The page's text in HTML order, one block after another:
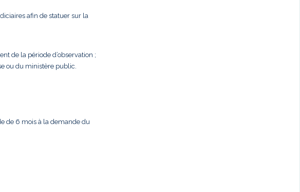
afin de statuer sur la
de la période d’observation ;
ou du ministère public.
de 6 mois à la demande du